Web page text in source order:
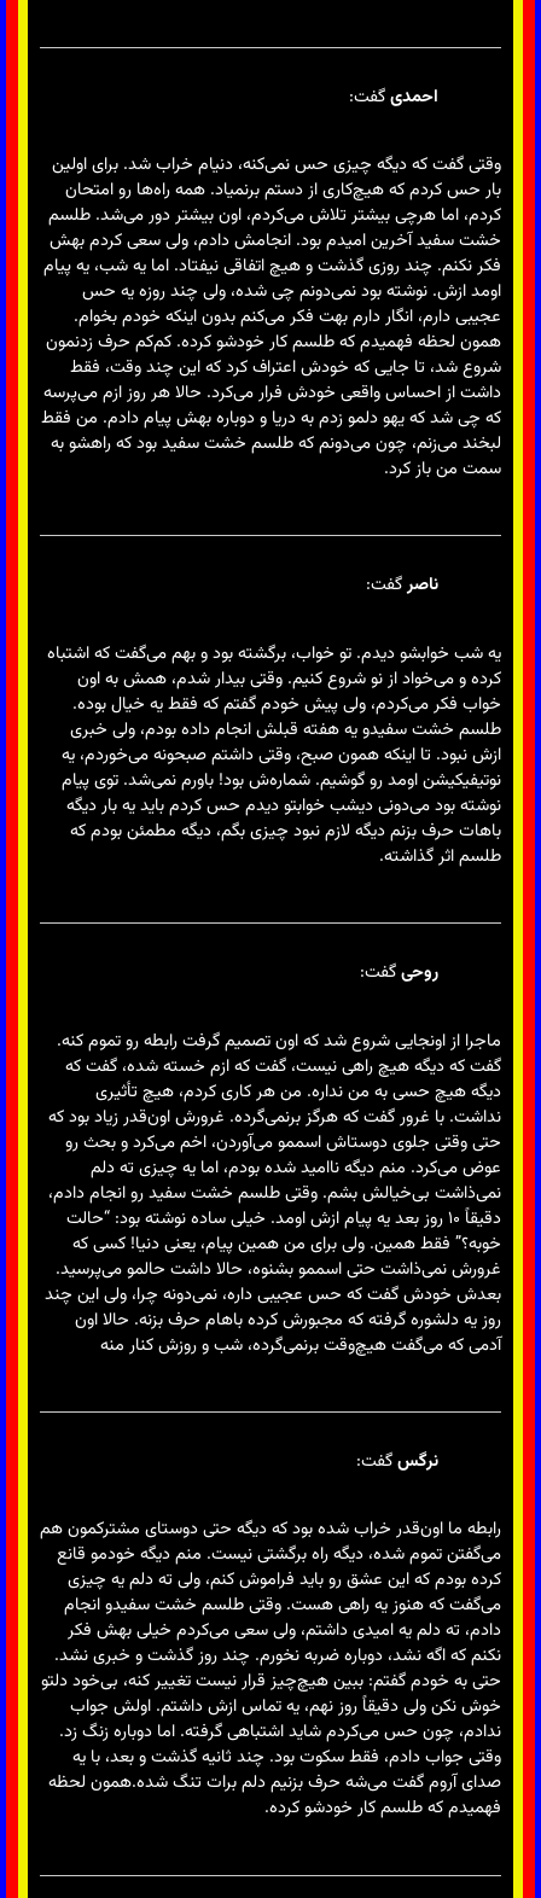
احمدیگفت:
وقتی گفت که دیگه چیزی حس نمی‌کنه، دنیام خراب شد. برای اولین
بار حس کردم که هیچ‌کاری از دستم برنمیاد. همه راه‌ها رو امتحان
کردم، اما هرچی بیشتر تلاش می‌کردم، اون بیشتر دور می‌شد. طلسم
خشت سفید آخرین امیدم بود. انجامش دادم، ولی سعی کردم بهش
فکر نکنم. چند روزی گذشت و هیچ اتفاقی نیفتاد. اما یه شب، یه پیام
اومد ازش. نوشته بود نمی‌دونم چی شده، ولی چند روزه یه حس
عجیبی دارم، انگار دارم بهت فکر می‌کنم بدون اینکه خودم بخوام.
همون لحظه فهمیدم که طلسم کار خودشو کرده. کم‌کم حرف زدنمون
شروع شد، تا جایی که خودش اعتراف کرد که این چند وقت، فقط
داشت از احساس واقعی خودش فرار می‌کرد. حالا هر روز ازم می‌پرسه
که چی شد که یهو دلمو زدم به دریا و دوباره بهش پیام دادم. من فقط
لبخند می‌زنم، چون می‌دونم که طلسم خشت سفید بود که راهشو به
سمت من باز کرد.
ناصرگفت:
یه شب خوابشو دیدم. تو خواب، برگشته بود و بهم می‌گفت که اشتباه
کرده و می‌خواد از نو شروع کنیم. وقتی بیدار شدم، همش به اون
خواب فکر می‌کردم، ولی پیش خودم گفتم که فقط یه خیال بوده.
طلسم خشت سفیدو یه هفته قبلش انجام داده بودم، ولی خبری
ازش نبود. تا اینکه همون صبح، وقتی داشتم صبحونه می‌خوردم، یه
نوتیفیکیشن اومد رو گوشیم. شماره‌ش بود! باورم نمی‌شد. توی پیام
نوشته بود می‌دونی دیشب خوابتو دیدم حس کردم باید یه بار دیگه
باهات حرف بزنم دیگه لازم نبود چیزی بگم، دیگه مطمئن بودم که
طلسم اثر گذاشته.
روحیگفت:
ماجرا از اونجایی شروع شد که اون تصمیم گرفت رابطه رو تموم کنه.
گفت که دیگه هیچ راهی نیست، گفت که ازم خسته شده، گفت که
دیگه هیچ حسی به من نداره. من هر کاری کردم، هیچ تأثیری
نداشت. با غرور گفت که هرگز برنمی‌گرده. غرورش اون‌قدر زیاد بود که
حتی وقتی جلوی دوستاش اسممو می‌آوردن، اخم می‌کرد و بحث رو
عوض می‌کرد. منم دیگه ناامید شده بودم، اما یه چیزی ته دلم
نمی‌ذاشت بی‌خیالش بشم. وقتی طلسم خشت سفید رو انجام دادم،
دقیقاً ۱۰ روز بعد یه پیام ازش اومد. خیلی ساده نوشته بود: “حالت
خوبه؟” فقط همین. ولی برای من همین پیام، یعنی دنیا! کسی که
غرورش نمی‌ذاشت حتی اسممو بشنوه، حالا داشت حالمو می‌پرسید.
بعدش خودش گفت که حس عجیبی داره، نمی‌دونه چرا، ولی این چند
روز یه دلشوره گرفته که مجبورش کرده باهام حرف بزنه. حالا اون
آدمی که می‌گفت هیچ‌وقت برنمی‌گرده، شب و روزش کنار منه
نرگسگفت:
رابطه ما اون‌قدر خراب شده بود که دیگه حتی دوستای مشترکمون هم
می‌گفتن تموم شده، دیگه راه برگشتی نیست. منم دیگه خودمو قانع
کرده بودم که این عشق رو باید فراموش کنم، ولی ته دلم یه چیزی
می‌گفت که هنوز یه راهی هست. وقتی طلسم خشت سفیدو انجام
دادم، ته دلم یه امیدی داشتم، ولی سعی می‌کردم خیلی بهش فکر
نکنم که اگه نشد، دوباره ضربه نخورم. چند روز گذشت و خبری نشد.
حتی به خودم گفتم: ببین هیچ‌چیز قرار نیست تغییر کنه، بی‌خود دلتو
خوش نکن ولی دقیقاً روز نهم، یه تماس ازش داشتم. اولش جواب
ندادم، چون حس می‌کردم شاید اشتباهی گرفته. اما دوباره زنگ زد.
وقتی جواب دادم، فقط سکوت بود. چند ثانیه گذشت و بعد، با یه
صدای آروم گفت می‌شه حرف بزنیم دلم برات تنگ شده.همون لحظه
فهمیدم که طلسم کار خودشو کرده.